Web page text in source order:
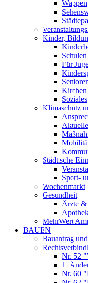
Wappen
Kinder,
Schulen
Für
Kirchen
Soziales
Klimaschutz
Städtische
Sport-
Wochenmarkt
Gesundheit
Ärzte &
MehrWert
BAUEN
Bauantrag
Nr. 52
1.
Nr. 60